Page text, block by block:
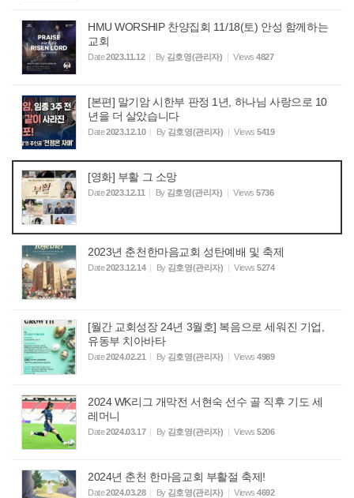
HMU WORSHIP 찬양집회 11/18(토) 안성 함께하는
교회
Date2023.11.12 By 김호영(관리자) Views 4827
[본편] 말기암 시한부 판정 1년, 하나님 사랑으로 10
년을 더 살았습니다
Date2023.12.10 By 김호영(관리자) Views 5419
[영화] 부활 그 소망
Date2023.12.11 By 김호영(관리자) Views 5736
2023년 춘천한마음교회 성탄예배 및 축제
Date2023.12.14 By 김호영(관리자) Views 5274
[월간 교회성장 24년 3월호] 복음으로 세워진 기업,
유동부 치아바타
Date2024.02.21 By 김호영(관리자) Views 4989
2024 WK리그 개막전 서현숙 선수 골 직후 기도 세
레머니
Date2024.03.17 By 김호영(관리자) Views 5206
2024년 춘천 한마음교회 부활절 축제!
Date2024.03.28 By 김호영(관리자) Views 4692